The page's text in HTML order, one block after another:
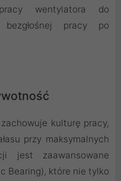
wentylatora do
pracy po
kulturę pracy,
przy maksymalnych
jest zaawansowane
Bearing), które nie tylko